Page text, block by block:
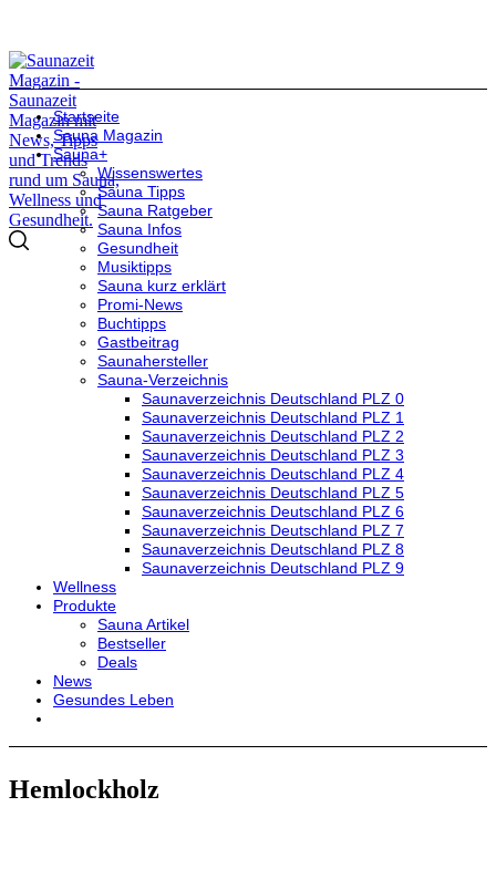
Startseite
Sauna Magazin
Sauna+
Wissenswertes
Sauna Tipps
Sauna Ratgeber
Sauna Infos
Gesundheit
Musiktipps
Sauna kurz erklärt
Promi-News
Buchtipps
Gastbeitrag
Saunahersteller
Sauna-Verzeichnis
Saunaverzeichnis Deutschland PLZ 0
Saunaverzeichnis Deutschland PLZ 1
Saunaverzeichnis Deutschland PLZ 2
Saunaverzeichnis Deutschland PLZ 3
Saunaverzeichnis Deutschland PLZ 4
Saunaverzeichnis Deutschland PLZ 5
Saunaverzeichnis Deutschland PLZ 6
Saunaverzeichnis Deutschland PLZ 7
Saunaverzeichnis Deutschland PLZ 8
Saunaverzeichnis Deutschland PLZ 9
Wellness
Produkte
Sauna Artikel
Bestseller
Deals
News
Gesundes Leben
Hemlockholz